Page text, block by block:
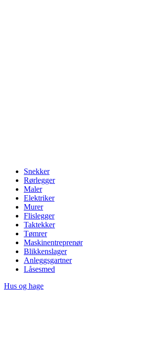
Snekker
Rørlegger
Maler
Elektriker
Murer
Flislegger
Taktekker
Tømrer
Maskinentreprenør
Blikkenslager
Anleggsgartner
Låsesmed
Hus og hage